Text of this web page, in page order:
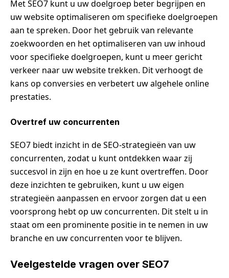
Met SEO7 kunt u uw doelgroep beter begrijpen en
uw website optimaliseren om specifieke doelgroepen
aan te spreken. Door het gebruik van relevante
zoekwoorden en het optimaliseren van uw inhoud
voor specifieke doelgroepen, kunt u meer gericht
verkeer naar uw website trekken. Dit verhoogt de
kans op conversies en verbetert uw algehele online
prestaties.
Overtref uw concurrenten
SEO7 biedt inzicht in de SEO-strategieën van uw
concurrenten, zodat u kunt ontdekken waar zij
succesvol in zijn en hoe u ze kunt overtreffen. Door
deze inzichten te gebruiken, kunt u uw eigen
strategieën aanpassen en ervoor zorgen dat u een
voorsprong hebt op uw concurrenten. Dit stelt u in
staat om een prominente positie in te nemen in uw
branche en uw concurrenten voor te blijven.
Veelgestelde vragen over SEO7